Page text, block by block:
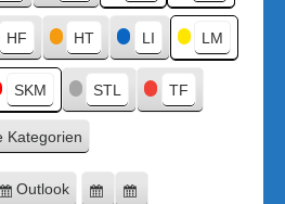
HF HT LI LM
SKM STL TF
Kategorien
Eintragen
Outlook
Google-